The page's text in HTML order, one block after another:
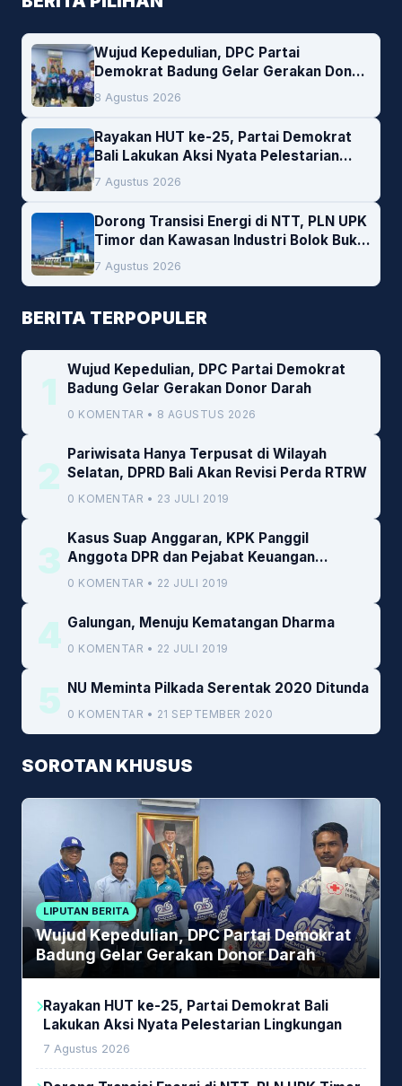
Wujud Kepedulian, DPC Partai
Demokrat Badung Gelar Gerakan Donor
Darah
8 Agustus 2026
Rayakan HUT ke-25, Partai Demokrat
Bali Lakukan Aksi Nyata Pelestarian
Lingkungan
7 Agustus 2026
Dorong Transisi Energi di NTT, PLN UPK
Timor dan Kawasan Industri Bolok Buka
Peluang Investasi Woodchip untuk
Cofiring PLTU Bolok
7 Agustus 2026
BERITA TERPOPULER
1
Wujud Kepedulian, DPC Partai Demokrat
Badung Gelar Gerakan Donor Darah
0 KOMENTAR • 8 AGUSTUS 2026
2
Pariwisata Hanya Terpusat di Wilayah
Selatan, DPRD Bali Akan Revisi Perda RTRW
0 KOMENTAR • 23 JULI 2019
3
Kasus Suap Anggaran, KPK Panggil
Anggota DPR dan Pejabat Keuangan
Kemenkeu
0 KOMENTAR • 22 JULI 2019
4 Galungan, Menuju Kematangan Dharma
0 KOMENTAR • 22 JULI 2019
5 NU Meminta Pilkada Serentak 2020 Ditunda
0 KOMENTAR • 21 SEPTEMBER 2020
SOROTAN KHUSUS
LIPUTAN BERITA
Wujud Kepedulian, DPC Partai Demokrat
Badung Gelar Gerakan Donor Darah
Rayakan HUT ke-25, Partai Demokrat Bali
Lakukan Aksi Nyata Pelestarian Lingkungan
7 Agustus 2026